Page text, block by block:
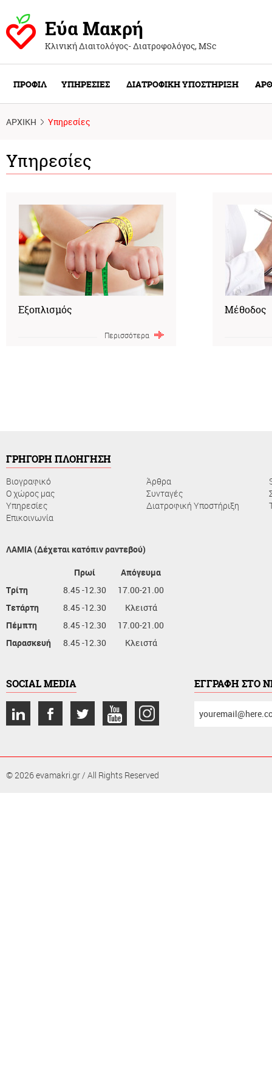
Εύα Μακρή
Κλινική Διαιτολόγος- Διατροφολόγος, ΜSc
ΠΡΟΦΙΛ ΥΠΗΡΕΣΙΕΣ ΔΙΑΤΡΟΦΙΚΗ ΥΠΟΣΤΗΡΙΞΗ
ΑΡΧΙΚΗ Υπηρεσίες
Υπηρεσίες
Εξοπλισμός
Περισσότερα
Μέθοδος
ΓΡΗΓΟΡΗ ΠΛΟΗΓΗΣΗ
Βιογραφικό Άρθρα
Ο χώρος μας
Συνταγές
Υπηρεσίες
Διατροφική Υποστήριξη
Επικοινωνία
ΛΑΜΙΑ (Δέχεται κατόπιν ραντεβού)
Πρωί
Απόγευμα
Τρίτη
8.45 -12.30
17.00-21.00
Τετάρτη
8.45 -12.30
Κλειστά
Πέμπτη
8.45 -12.30
17.00-21.00
Παρασκευή
8.45 -12.30 Κλειστά
SOCIAL MEDIA ΕΓΓΡΑΦΗ ΣΤΟ
το
© 2026 evamakri.gr / All Rights Reserved